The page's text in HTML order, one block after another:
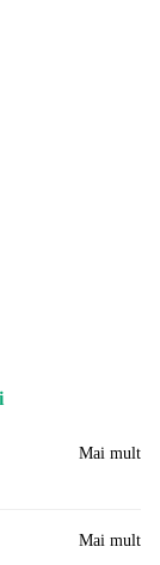
Mai mult
Mai mult